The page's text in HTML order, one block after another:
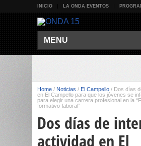
INICIO LA ONDA EVENTOS
MENU
Home / Noticias / El Campello / Dos días
en El Campello para que los jóvenes se
para elegir una carrera profesional en la
formativo-laboral”
Dos días de
actividad en El